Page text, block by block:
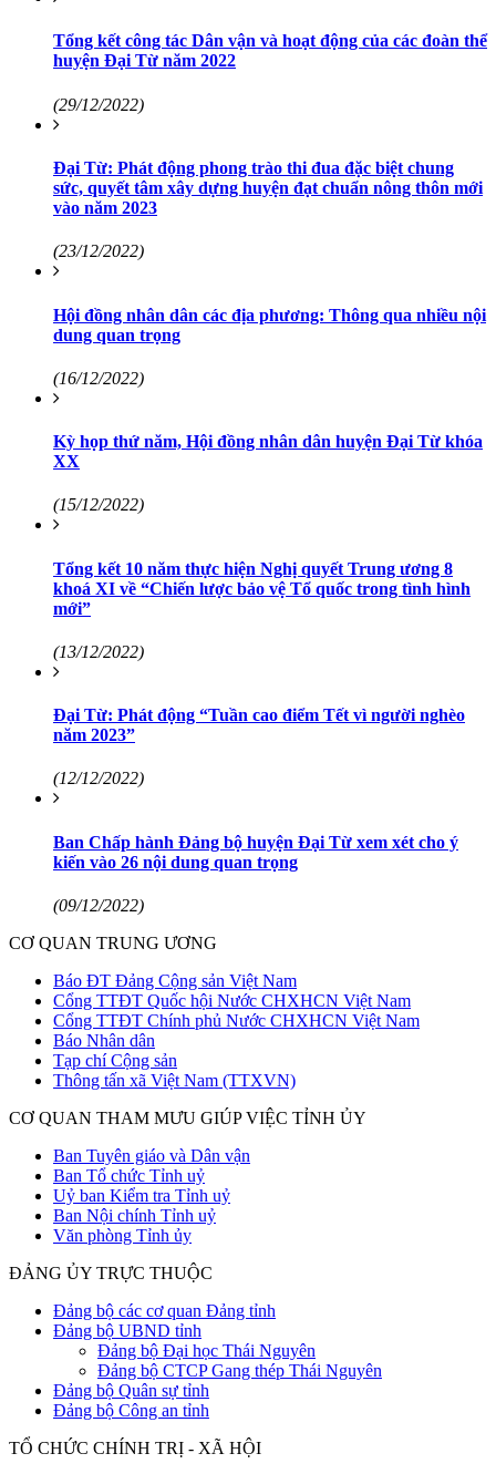
Tổng kết công tác Dân vận và hoạt động của các đoàn thể
huyện Đại Từ năm 2022
(29/12/2022)
Đại Từ: Phát động phong trào thi đua đặc biệt chung
sức, quyết tâm xây dựng huyện đạt chuẩn nông thôn mới
vào năm 2023
(23/12/2022)
Hội đồng nhân dân các địa phương: Thông qua nhiều nội
dung quan trọng
(16/12/2022)
Kỳ họp thứ năm, Hội đồng nhân dân huyện Đại Từ khóa
XX
(15/12/2022)
Tổng kết 10 năm thực hiện Nghị quyết Trung ương 8
khoá XI về “Chiến lược bảo vệ Tổ quốc trong tình hình
mới”
(13/12/2022)
Đại Từ: Phát động “Tuần cao điểm Tết vì người nghèo
năm 2023”
(12/12/2022)
Ban Chấp hành Đảng bộ huyện Đại Từ xem xét cho ý
kiến vào 26 nội dung quan trọng
(09/12/2022)
CƠ QUAN TRUNG ƯƠNG
Báo ĐT Đảng Cộng sản Việt Nam
Cổng TTĐT Quốc hội Nước CHXHCN Việt Nam
Cổng TTĐT Chính phủ Nước CHXHCN Việt Nam
Báo Nhân dân
Tạp chí Cộng sản
Thông tấn xã Việt Nam (TTXVN)
CƠ QUAN THAM MƯU GIÚP VIỆC TỈNH ỦY
Ban Tuyên giáo và Dân vận
Ban Tổ chức Tỉnh uỷ
Uỷ ban Kiểm tra Tỉnh uỷ
Ban Nội chính Tỉnh uỷ
Văn phòng Tỉnh ủy
ĐẢNG ỦY TRỰC THUỘC
Đảng bộ các cơ quan Đảng tỉnh
Đảng bộ UBND tỉnh
Đảng bộ Đại học Thái Nguyên
Đảng bộ CTCP Gang thép Thái Nguyên
Đảng bộ Quân sự tỉnh
Đảng bộ Công an tỉnh
TỔ CHỨC CHÍNH TRỊ - XÃ HỘI